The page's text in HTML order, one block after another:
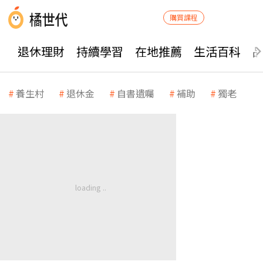
購買課程
退休理財 持續學習 在地推薦 生活百科
養生村 退休金 自書遺囑 補助 獨老